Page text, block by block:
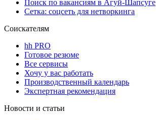
Поиск по вакансиям в Агуй-Шапсуге
Сетка: соцсеть для нетворкинга
Соискателям
hh PRO
Готовое резюме
Все сервисы
Хочу у вас работать
Производственный календарь
Экспертная рекомендация
Новости и статьи